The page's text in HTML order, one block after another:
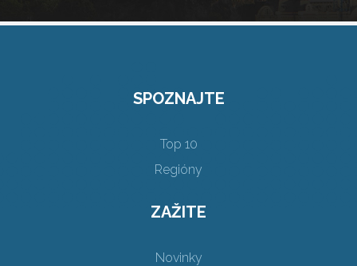
SPOZNAJTE
Top 10
Regióny
ZAŽITE
Novinky